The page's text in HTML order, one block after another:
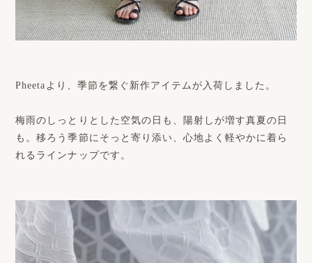
Pheetaより、季節を繋ぐ新作アイテムが入荷しました。
梅雨のしっとりとした空気の日も、陽射しが増す真夏の日
も。移ろう季節にそっと寄り添い、心地よく軽やかに着ら
れるラインナップです。